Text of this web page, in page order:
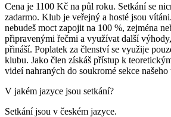
Cena je 1100 Kč na půl roku. Setkání se
zadarmo. Klub je veřejný a hosté jsou
nebudeš moct zapojit na 100 %, zejména
připravenými řečmi a využívat další
přináší. Poplatek za členství se využije
klubu. Jako člen získáš přístup k
videí nahraných do soukromé sekce našeho
V jakém jazyce jsou setkání?
Setkání jsou v českém jazyce.